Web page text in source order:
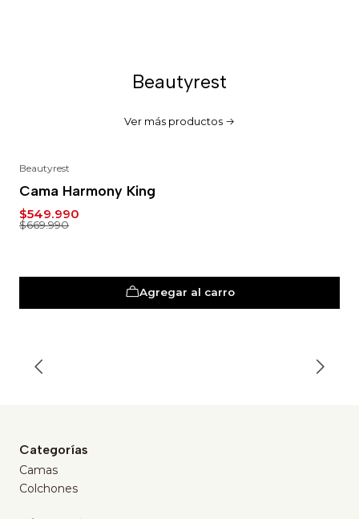
Beautyrest
Ver más productos
Beautyrest
Cama Harmony King
$549.990
$669.990
Agregar al carro
Categorías
Camas
Colchones